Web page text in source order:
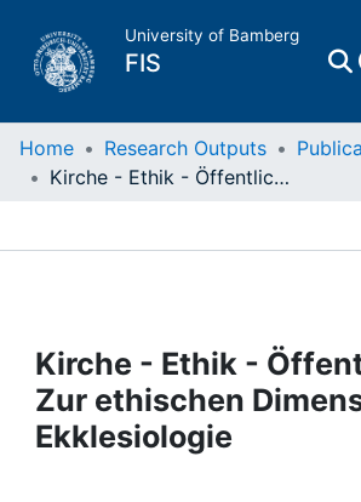
University of Bamberg
FIS
Home
Projects
People
Home Research Outputs
Kirche - Ethik - Öffentlichkeit. Zur ethischen Dimension der Ekklesiologie
Kirche - Ethik -
Zur ethischen
Ekklesiologie